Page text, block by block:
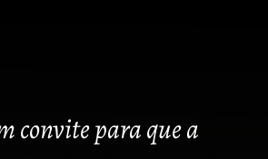
convite para que a